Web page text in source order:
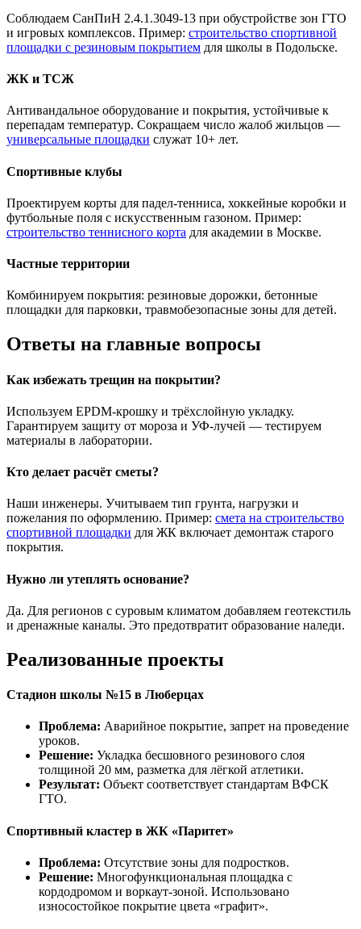
Соблюдаем СанПиН 2.4.1.3049-13 при обустройстве зон ГТО
и игровых комплексов. Пример: строительство спортивной
площадки с резиновым покрытием для школы в Подольске.
ЖК и ТСЖ
Антивандальное оборудование и покрытия, устойчивые к
перепадам температур. Сокращаем число жалоб жильцов —
универсальные площадки служат 10+ лет.
Спортивные клубы
Проектируем корты для падел-тенниса, хоккейные коробки и
футбольные поля с искусственным газоном. Пример:
строительство теннисного корта для академии в Москве.
Частные территории
Комбинируем покрытия: резиновые дорожки, бетонные
площадки для парковки, травмобезопасные зоны для детей.
Ответы на главные вопросы
Как избежать трещин на покрытии?
Используем EPDM-крошку и трёхслойную укладку.
Гарантируем защиту от мороза и УФ-лучей — тестируем
материалы в лаборатории.
Кто делает расчёт сметы?
Наши инженеры. Учитываем тип грунта, нагрузки и
пожелания по оформлению. Пример: смета на строительство
спортивной площадки для ЖК включает демонтаж старого
покрытия.
Нужно ли утеплять основание?
Да. Для регионов с суровым климатом добавляем геотекстиль
и дренажные каналы. Это предотвратит образование наледи.
Реализованные проекты
Стадион школы №15 в Люберцах
Проблема: Аварийное покрытие, запрет на проведение
уроков.
Решение: Укладка бесшовного резинового слоя
толщиной 20 мм, разметка для лёгкой атлетики.
Результат: Объект соответствует стандартам ВФСК
ГТО.
Спортивный кластер в ЖК «Паритет»
Проблема: Отсутствие зоны для подростков.
Решение: Многофункциональная площадка с
кордодромом и воркаут-зоной. Использовано
износостойкое покрытие цвета «графит».